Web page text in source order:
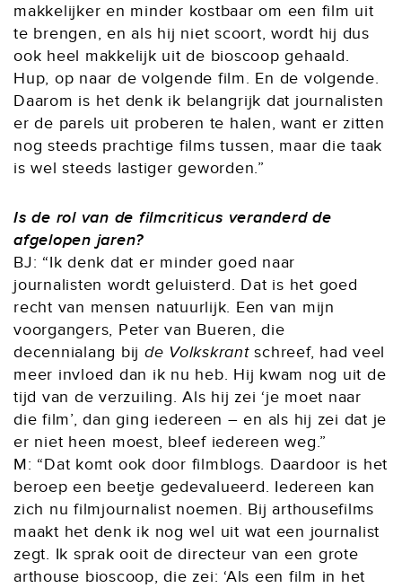
makkelijker en minder kostbaar om een film uit
te brengen, en als hij niet scoort, wordt hij dus
ook heel makkelijk uit de bioscoop gehaald.
Hup, op naar de volgende film. En de volgende.
Daarom is het denk ik belangrijk dat journalisten
er de parels uit proberen te halen, want er zitten
nog steeds prachtige films tussen, maar die taak
is wel steeds lastiger geworden.”
Is de rol van de filmcriticus veranderd de
afgelopen jaren?
BJ: “Ik denk dat er minder goed naar
journalisten wordt geluisterd. Dat is het goed
recht van mensen natuurlijk. Een van mijn
voorgangers, Peter van Bueren, die
decennialang bij de Volkskrantschreef, had veel
meer invloed dan ik nu heb. Hij kwam nog uit de
tijd van de verzuiling. Als hij zei ‘je moet naar
die film’, dan ging iedereen – en als hij zei dat je
er niet heen moest, bleef iedereen weg.”
M: “Dat komt ook door filmblogs. Daardoor is het
beroep een beetje gedevalueerd. Iedereen kan
zich nu filmjournalist noemen. Bij arthousefilms
maakt het denk ik nog wel uit wat een journalist
zegt. Ik sprak ooit de directeur van een grote
arthouse bioscoop, die zei: ‘Als een film in het